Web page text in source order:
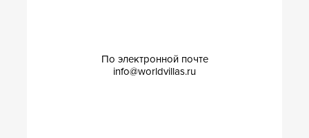
По электронной почте
info@worldvillas.ru